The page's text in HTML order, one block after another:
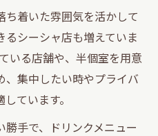
着いた雰囲気を活かして
シーシャ店も増えていま
いる店舗や、半個室を用意
、集中したい時やプライバ
ています。
手で、ドリンクメニュー